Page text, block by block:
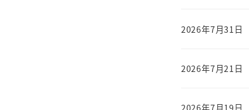
2026年7月31日
2026年7月21日